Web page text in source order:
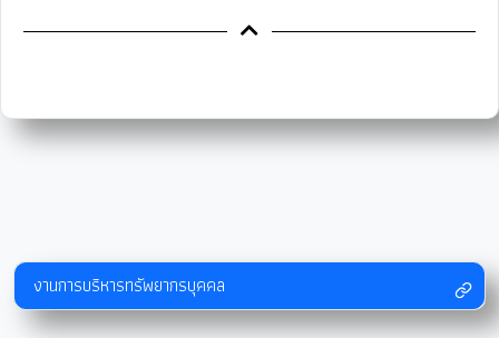
งานการบริหารทรัพยากรบุคคล